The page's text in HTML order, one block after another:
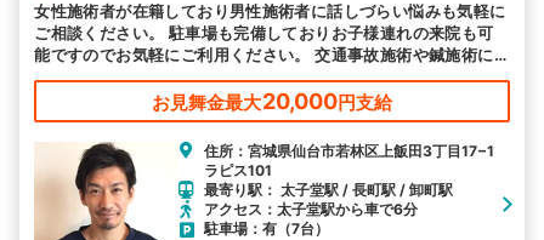
女性施術者が在籍しており男性施術者に話しづらい悩みも気軽に
ご相談ください。 駐車場も完備しておりお子様連れの来院も可
能ですのでお気軽にご利用ください。 交通事故施術や鍼施術に
も特化しており、土曜日も受付ているのでお忙しい方も通いやす
お見舞金最大20,000円支給
住所：宮城県仙台市若林区上飯田3丁目17−1
ラピス101
最寄り駅： 太子堂駅 / 長町駅 / 卸町駅
アクセス：太子堂駅から車で6分
駐車場：有（7台）